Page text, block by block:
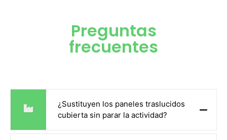
Preguntas
frecuentes
¿Sustituyen los paneles traslucidos
cubierta sin parar la actividad?